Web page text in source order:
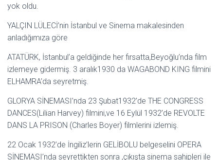
yok oldu.
YALÇIN LÜLECİ’nin İstanbul ve Sinema makalesinden
anladığımıza göre
ATATÜRK, İstanbul’a geldiğinde her fırsatta,Beyoğlu’nda film
izlemeye gidermiş. 3 aralık1930 da WAGABOND KING filmini
ELHAMRA’da seyretmiş.
GLORYA SİNEMASI’nda 23 Şubat1932’de THE CONGRESS
DANCES(Lilian Harvey) filmini,ve 16 Eylül 1932’de REVOLTE
DANS LA PRISON (Charles Boyer) filmlerini izlemiş.
22 Ocak 1932’de İngiliz’lerin GELİBOLU belgeselini OPERA
SİNEMASI’nda seyrettikten sonra ,çıkışta sinema sahipleri ile